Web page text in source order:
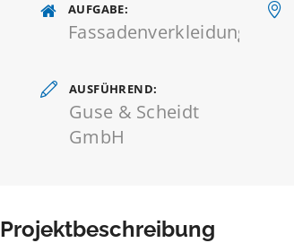
AUFGABE
Fassadenverkleidung
AUSFÜHREND
Guse & Scheidt
GmbH
Projektbeschreibung